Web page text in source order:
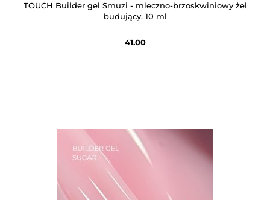
TOUCH Builder gel Smuzi - mleczno-brzoskwiniowy żel
budujący, 10 ml
41.00